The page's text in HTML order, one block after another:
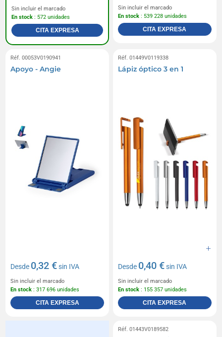
Sin incluir el marcado
En stock : 572 unidades
CITA EXPRESA
Sin incluir el marcado
En stock : 539 228 unidades
CITA EXPRESA
Réf. 00053V0190941
Apoyo - Angie
Desde 0,32 €sin IVA
Sin incluir el marcado
En stock : 317 696 unidades
CITA EXPRESA
Réf. 01449V0119338
Lápiz óptico 3 en 1
Desde 0,40 €sin IVA
Sin incluir el marcado
En stock : 155 357 unidades
CITA EXPRESA
Réf. 01443V0189582